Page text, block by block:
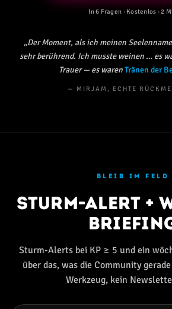
In 6 Fragen · Kostenlos · 2
„Der Moment, als ich meinen
sehr berührend. Ich musste weinen … es
Trauer — es warenTränen der
— MIRJAM, ECHTE
BLEIB IM FELD
Sturm-Alert +
Sturm-Alerts bei KP ≥ 5 und ein
über das, was die Community
Werkzeug, kein